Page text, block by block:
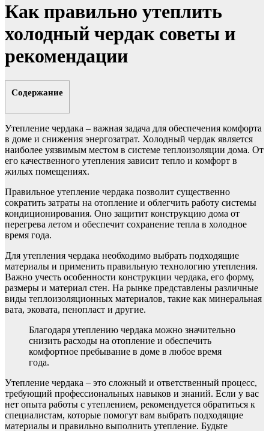
Как правильно утеплить
холодный чердак советы и
рекомендации
Содержание
Утепление чердака – важная задача для обеспечения комфорта
в доме и снижения энергозатрат. Холодный чердак является
наиболее уязвимым местом в системе теплоизоляции дома. От
его качественного утепления зависит тепло и комфорт в
жилых помещениях.
Правильное утепление чердака позволит существенно
сократить затраты на отопление и облегчить работу системы
кондиционирования. Оно защитит конструкцию дома от
перегрева летом и обеспечит сохранение тепла в холодное
время года.
Для утепления чердака необходимо выбрать подходящие
материалы и применить правильную технологию утепления.
Важно учесть особенности конструкции чердака, его форму,
размеры и материал стен. На рынке представлены различные
виды теплоизоляционных материалов, такие как минеральная
вата, эковата, пенопласт и другие.
Благодаря утеплению чердака можно значительно
снизить расходы на отопление и обеспечить
комфортное пребывание в доме в любое время
года.
Утепление чердака – это сложный и ответственный процесс,
требующий профессиональных навыков и знаний. Если у вас
нет опыта работы с утеплением, рекомендуется обратиться к
специалистам, которые помогут вам выбрать подходящие
материалы и правильно выполнить утепление. Будьте